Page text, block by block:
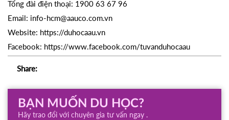
Tổng đài điện thoại: 1900 63 67 96
Email: info-hcm@aauco.com.vn
Website: https://duhocaau.vn
Facebook: https://www.facebook.com/tuvanduhocaau
Share:
BẠN MUỐN DU HỌC?
Hãy trao đổi với chuyên gia tư vấn ngay .